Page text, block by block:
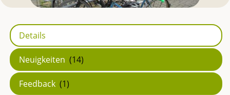
Details
Neuigkeiten (14)
Feedback (1)